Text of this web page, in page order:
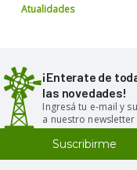
Atualidades
¡Enterate de
las novedades!
Ingresá tu e-mail y
a nuestro newsletter
Suscribirme